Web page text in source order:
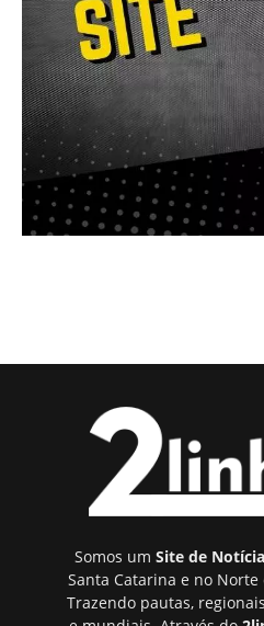
Somos um Site de
Santa Catarina e no Norte
Trazendo pautas,